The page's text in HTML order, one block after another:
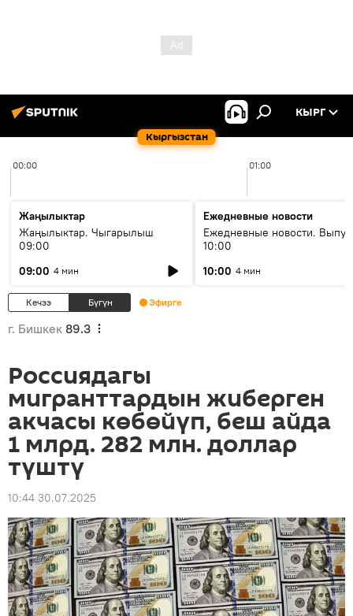
Кыргызстан
КЫРГ
00:00 01:00
Жаңылыктар
Жаңылыктар. Чыгарылыш
09:00
09:00 4 мин
Ежедневные новости
Ежедневные новости.
10:00
10:00 4 мин
Кечээ Бүгүн Эфирге
г. Бишкек 89.3
Россиядагы
мигранттардын жиберген
акчасы көбөйүп, беш айда
1 млрд. 282 млн. доллар
түштү
10:44 30.07.2025